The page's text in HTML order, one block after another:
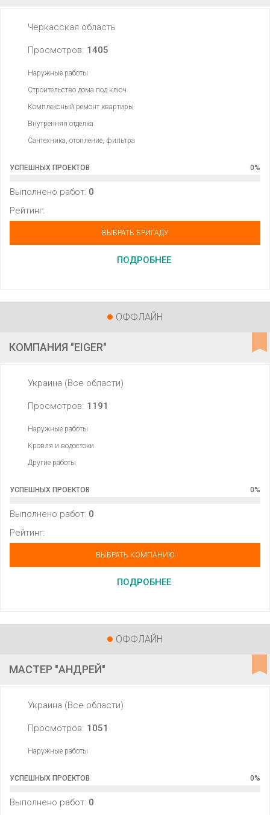
Черкасская область
Просмотров: 1405
Наружные работы
Строительство дома под ключ
Комплексный ремонт квартиры
Внутренняя отделка
Сантехника, отопление, фильтра
УСПЕШНЫХ ПРОЕКТОВ 0%
Выполнено работ: 0
Рейтинг:
ВЫБРАТЬ БРИГАДУ
ПОДРОБНЕЕ
ОФФЛАЙН
КОМПАНИЯ "EIGER"
Украина (Все области)
Просмотров: 1191
Наружные работы
Кровля и водостоки
Другие работы
УСПЕШНЫХ ПРОЕКТОВ 0%
Выполнено работ: 0
Рейтинг:
ВЫБРАТЬ КОМПАНИЮ
ПОДРОБНЕЕ
ОФФЛАЙН
МАСТЕР "АНДРЕЙ"
Украина (Все области)
Просмотров: 1051
Наружные работы
УСПЕШНЫХ ПРОЕКТОВ 0%
Выполнено работ: 0